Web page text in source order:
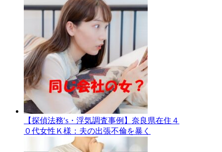
【探偵法務′s・浮気調査事例】奈良県在住４
０代女性Ｋ様：夫の出張不倫を暴く